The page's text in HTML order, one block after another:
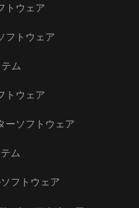
トウェア
フトウェア
ム
トウェア
ーソフトウェア
ム
フトウェア